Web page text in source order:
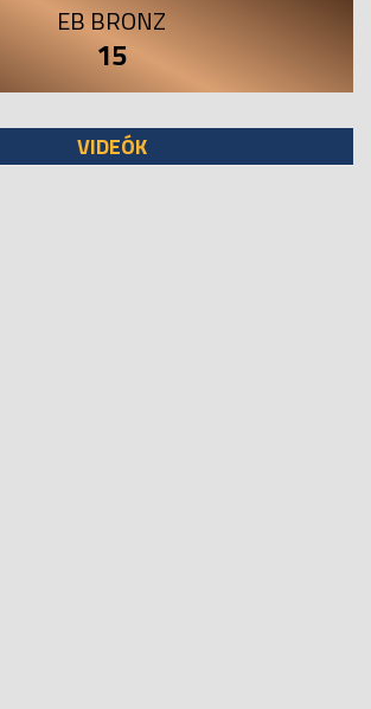
EB BRONZ
15
VIDEÓK